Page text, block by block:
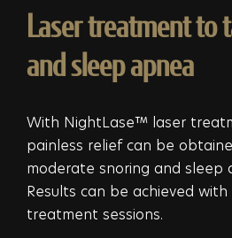
Laser treatment to
and sleep apnea
With NightLase™ laser
painless relief can be
moderate snoring and sleep
Results can be achieved
treatment sessions.